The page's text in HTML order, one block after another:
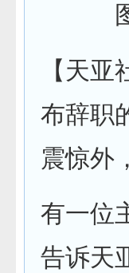
【天
布辞职
震惊外
有一位
告诉天